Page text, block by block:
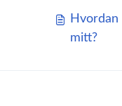
mitt?